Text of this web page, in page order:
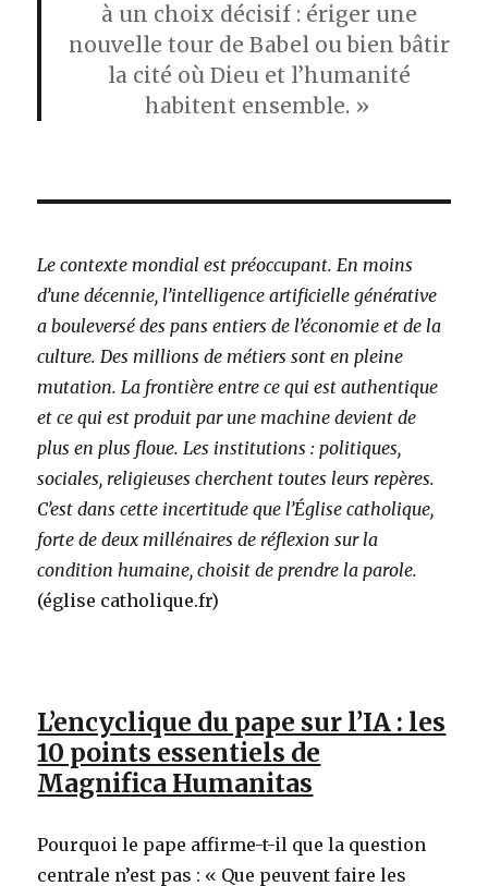
à un choix décisif : ériger une
nouvelle tour de Babel ou bien bâtir
la cité où Dieu et l’humanité
habitent ensemble. »
Le contexte mondial est préoccupant. En moins
d’une décennie, l’intelligence artificielle générative
a bouleversé des pans entiers de l’économie et de la
culture. Des millions de métiers sont en pleine
mutation. La frontière entre ce qui est authentique
et ce qui est produit par une machine devient de
plus en plus floue. Les institutions : politiques,
sociales, religieuses cherchent toutes leurs repères.
C’est dans cette incertitude que l’Église catholique,
forte de deux millénaires de réflexion sur la
condition humaine, choisit de prendre la parole.
(église catholique.fr)
L’encyclique du pape sur l’IA : les
10 points essentiels de
Magnifica Humanitas
Pourquoi le pape affirme-t-il que la question
centrale n’est pas : « Que peuvent faire les